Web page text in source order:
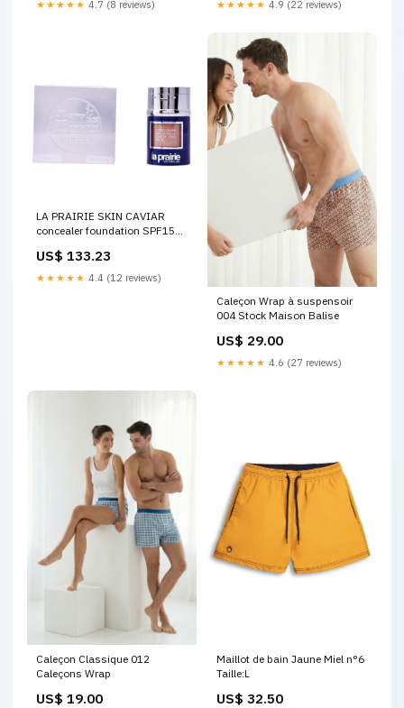
★★★★★ 4.7 (8 reviews) ★★★★★ 4.9 (22 reviews)
LA PRAIRIE SKIN CAVIAR
concealer foundation SPF15
US$ 133.23
★★★★★ 4.4 (12 reviews)
Caleçon Wrap à suspensoir
004 Stock Maison Balise
US$ 29.00
★★★★★ 4.6 (27 reviews)
Caleçon Classique 012
Caleçons Wrap
US$ 19.00
Maillot de bain Jaune Miel n°6
Taille:L
US$ 32.50